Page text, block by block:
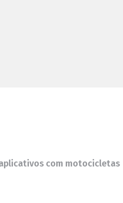
com motocicletas